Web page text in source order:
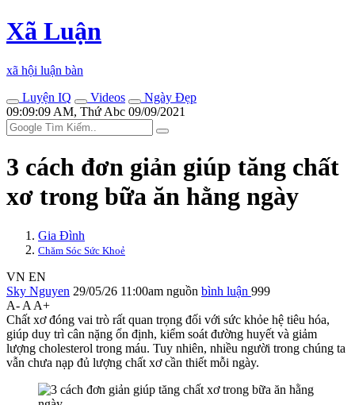
Xã Luận
xã hội luận bàn
Luyện IQ
Videos
Ngày Đẹp
09:09:09 AM, Thứ Abc 09/09/2021
3 cách đơn giản giúp tăng chất
xơ trong bữa ăn hằng ngày
Gia Đình
Chăm Sóc Sức Khoẻ
VN EN
Sky Nguyen 29/05/26 11:00am nguồn bình luận 999
A- A A+
Chất xơ đóng vai trò rất quan trọng đối với sức khỏe hệ tiêu hóa,
giúp duy trì cân nặng ổn định, kiểm soát đường huyết và giảm
lượng cholesterol trong máu. Tuy nhiên, nhiều người trong chúng ta
vẫn chưa nạp đủ lượng chất xơ cần thiết mỗi ngày.